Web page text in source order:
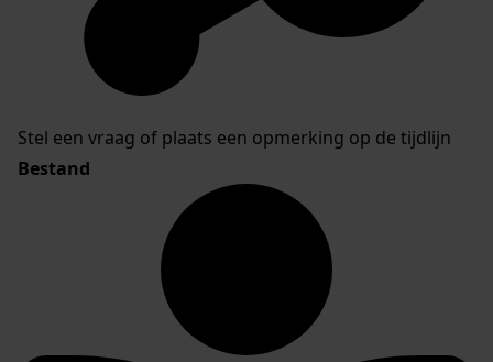
Stel een vraag of plaats een opmerking op de tijdlijn
Bestand